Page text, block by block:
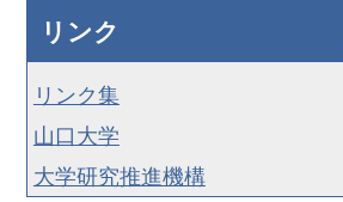
リンク
リンク集
山口大学
大学研究推進機構